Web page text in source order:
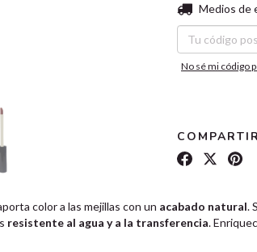
Entregas para
Medios de
No sé mi código
color a las mejillas con un acabado natural.
resistente al agua y a la transferencia.